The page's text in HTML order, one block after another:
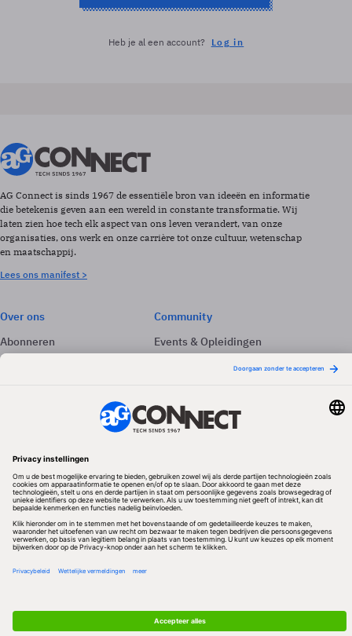
Heb je al een account? Log in
AG Connect is sinds 1967 de essentiële bron van ideeën en informatie
die betekenis geven aan een wereld in constante transformatie. Wij
laten zien hoe tech elk aspect van ons leven verandert, van onze
organisaties, ons werk en onze carrière tot onze cultuur, wetenschap
en maatschappij.
Lees ons manifest >
Over ons
Abonneren
Adverteren
Community
Events & Opleidingen
Volg ons
Redactionele partner
Algemene Voorwaarden & Copyrights